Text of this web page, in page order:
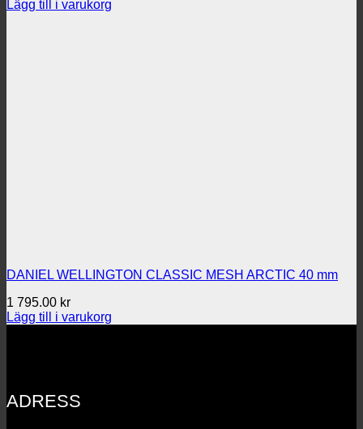
Lägg till i varukorg
DANIEL WELLINGTON CLASSIC MESH ARCTIC 40 mm
1 795.00 kr
Lägg till i varukorg
ADRESS